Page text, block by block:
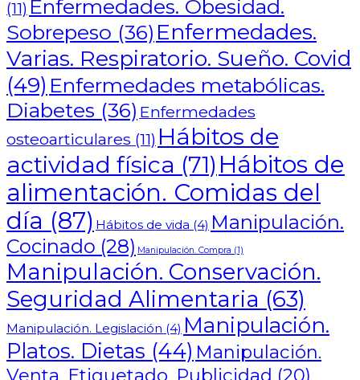
(11) Enfermedades. Obesidad.
Sobrepeso (36) Enfermedades.
Varias. Respiratorio. Sueño. Covid
(49) Enfermedades metabólicas.
Diabetes (36) Enfermedades
osteoarticulares (11) Hábitos de
actividad física (71) Hábitos de
alimentación. Comidas del
día (87) Hábitos de vida (4) Manipulación.
Cocinado (28) Manipulación. Compra (1)
Manipulación. Conservación.
Seguridad Alimentaria (63)
Manipulación. Legislación (4) Manipulación.
Platos. Dietas (44) Manipulación.
Venta. Etiquetado. Publicidad (20)